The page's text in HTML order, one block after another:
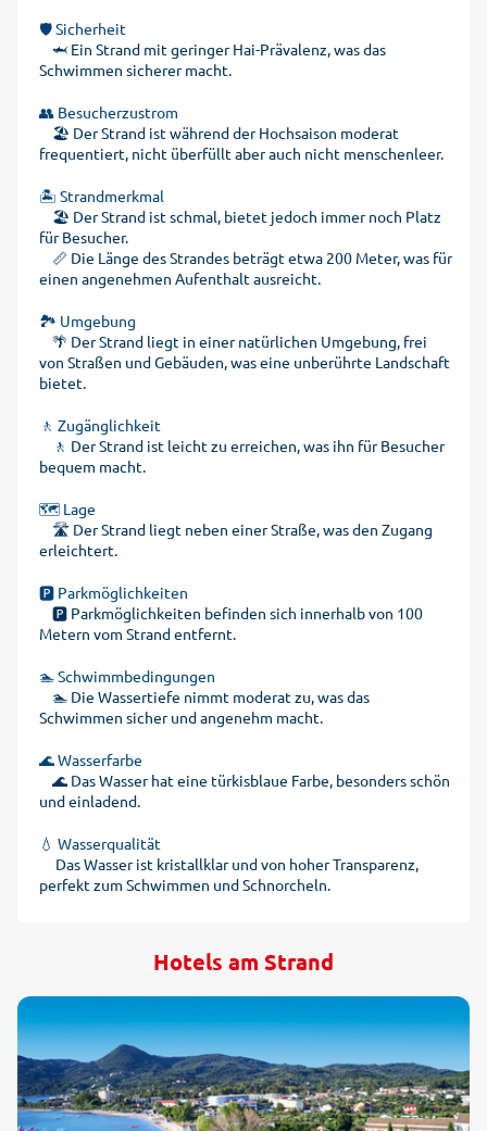
🛡️ Sicherheit
🦈 Ein Strand mit geringer Hai-Prävalenz, was das
Schwimmen sicherer macht.
👥 Besucherzustrom
🏖️ Der Strand ist während der Hochsaison moderat
frequentiert, nicht überfüllt aber auch nicht menschenleer.
🏝️ Strandmerkmal
🏖️ Der Strand ist schmal, bietet jedoch immer noch Platz
für Besucher.
📏 Die Länge des Strandes beträgt etwa 200 Meter, was für
einen angenehmen Aufenthalt ausreicht.
🏞️ Umgebung
🌴 Der Strand liegt in einer natürlichen Umgebung, frei
von Straßen und Gebäuden, was eine unberührte Landschaft
bietet.
🚶 Zugänglichkeit
🚶 Der Strand ist leicht zu erreichen, was ihn für Besucher
bequem macht.
🗺️ Lage
🛣️ Der Strand liegt neben einer Straße, was den Zugang
erleichtert.
🅿️ Parkmöglichkeiten
🅿️ Parkmöglichkeiten befinden sich innerhalb von 100
Metern vom Strand entfernt.
🏊 Schwimmbedingungen
🏊 Die Wassertiefe nimmt moderat zu, was das
Schwimmen sicher und angenehm macht.
🌊 Wasserfarbe
🌊 Das Wasser hat eine türkisblaue Farbe, besonders schön
und einladend.
💧 Wasserqualität
Das Wasser ist kristallklar und von hoher Transparenz,
perfekt zum Schwimmen und Schnorcheln.
Hotels am Strand